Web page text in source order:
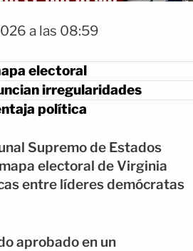
a las 08:59
electoral
irregularidades
política
Supremo de Estados
electoral de Virginia
entre líderes demócratas
aprobado en un